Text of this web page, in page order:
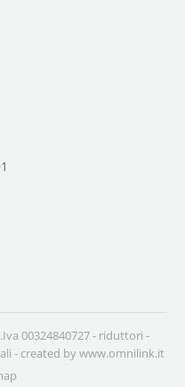
00324840727 - riduttori -
- created bywww.omnilink.it